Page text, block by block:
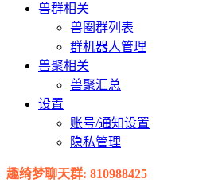
兽群相关
兽圈群列表
群机器人管理
兽聚相关
兽聚汇总
设置
账号/通知设置
隐私管理
趣绮梦聊天群: 810988425